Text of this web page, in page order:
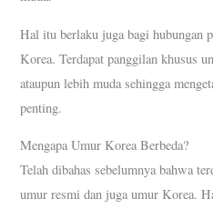
Hal itu berlaku juga bagi hubungan
Korea. Terdapat panggilan khusus
ataupun lebih muda sehingga
penting.
Mengapa Umur Korea Berbeda?
Telah dibahas sebelumnya bahwa
umur resmi dan juga umur Korea.